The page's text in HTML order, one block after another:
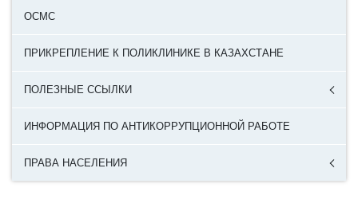
ОСМС
ПРИКРЕПЛЕНИЕ К ПОЛИКЛИНИКЕ В КАЗАХСТАНЕ
ПОЛЕЗНЫЕ ССЫЛКИ
ИНФОРМАЦИЯ ПО АНТИКОРРУПЦИОННОЙ РАБОТЕ
ПРАВА НАСЕЛЕНИЯ